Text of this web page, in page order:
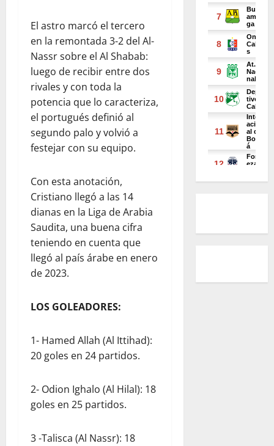
El astro marcó el tercero
en la remontada 3-2 del Al-
Nassr sobre el Al Shabab:
luego de recibir entre dos
rivales y con toda la
potencia que lo caracteriza,
el portugués definió al
segundo palo y volvió a
festejar con su equipo.
Con esta anotación,
Cristiano llegó a las 14
dianas en la Liga de Arabia
Saudita, una buena cifra
teniendo en cuenta que
llegó al país árabe en enero
de 2023.
LOS GOLEADORES:
1- Hamed Allah (Al Ittihad):
20 goles en 24 partidos.
2- Odion Ighalo (Al Hilal): 18
goles en 25 partidos.
3 -Talisca (Al Nassr): 18